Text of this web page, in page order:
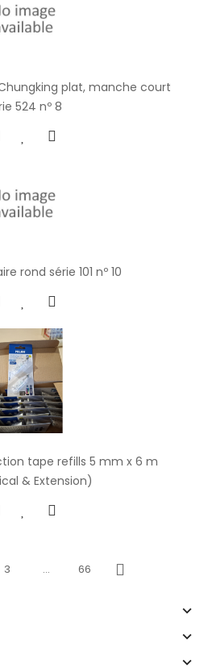
plat, manche court
524 nº 8
rond série 101 nº 10
tape refills 5 mm x 6 m
& Extension)
3 … 66
Next